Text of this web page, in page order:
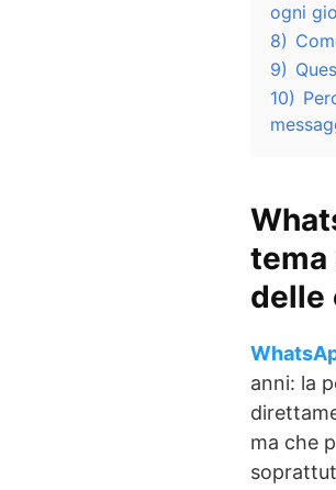
ogni
8)
9)
10)
tema
delle
anni: la
ma che